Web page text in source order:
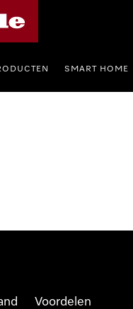
SMART HOME
Voordelen